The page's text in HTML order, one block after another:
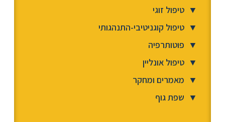
▼ טיפול זוגי
▼ טיפול קוגניטיבי-התנהגותי
▼ פוטותרפיה
▼ טיפול אונליין
▼ מאמרים ומחקר
▼ שפת גוף